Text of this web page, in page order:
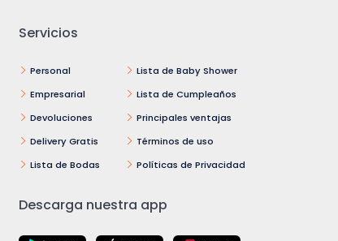
Servicios
Personal
Empresarial
Devoluciones
Delivery Gratis
Lista de Bodas
Lista de Baby Shower
Lista de Cumpleaños
Principales ventajas
Términos de uso
Políticas de Privacidad
Descarga nuestra app